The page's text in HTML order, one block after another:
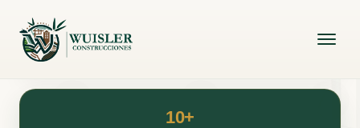
Wij creëren hedendaagse projecten met behulp van
natuurlijke materialen, verantwoorde oplossingen en
Ontdek onze aanpak
10+